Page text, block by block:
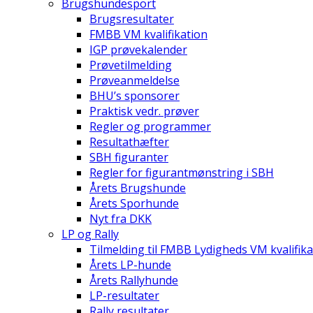
Brugshundesport
Brugsresultater
FMBB VM kvalifikation
IGP prøvekalender
Prøvetilmelding
Prøveanmeldelse
BHU’s sponsorer
Praktisk vedr. prøver
Regler og programmer
Resultathæfter
SBH figuranter
Regler for figurantmønstring i SBH
Årets Brugshunde
Årets Sporhunde
Nyt fra DKK
LP og Rally
Tilmelding til FMBB Lydigheds VM
Årets LP-hunde
Årets Rallyhunde
LP-resultater